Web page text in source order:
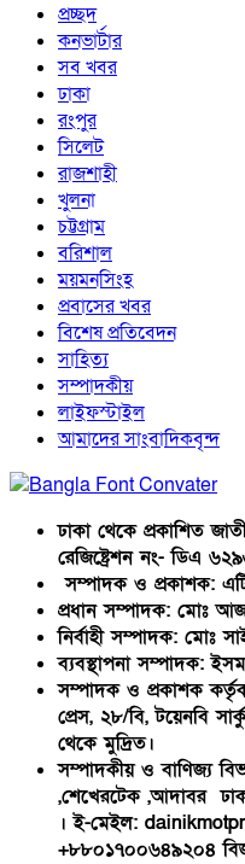
প্রচ্ছদ
কনভার্টার
সব খবর
ঢাকা
রংপুর
সিলেট
রাজশাহী
খুলনা
চট্টগ্রাম
বরিশাল
ময়মনসিংহ
প্রবাসের খবর
বিশেষ প্রতিবেদন
সাহিত্য
সম্পাদকীয়
লাইফস্টাইল
আমাদের সাংবাদিকবৃন্দ
ঢাকা থেকে প্রকাশিত
রেজিষ্ট্রেশন নং- ডিএ
সম্পাদক ও প্রকাশক:
প্রধান সম্পাদক: মোঃ
নির্বাহী সম্পাদক: মোঃ
ব্যবস্থাপনা সম্পাদক:
সম্পাদক ও প্রকাশক
প্রেস, ২৮/বি, টয়েনবি
থেকে মুদ্রিত।
সম্পাদকীয় ও বাণিজ্য
,শেখেরটেক ,আদাবর
। ই-মেইল:
+৮৮০১৭০০৬৪৯২০৪